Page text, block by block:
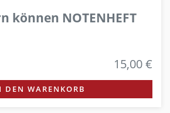
können NOTENHEFT
15,00 €
DEN WARENKORB